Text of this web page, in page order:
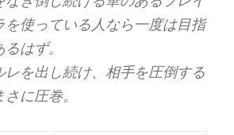
を使っている人なら一度は目指
はず。
レを出し続け、相手を圧倒する
に圧巻。